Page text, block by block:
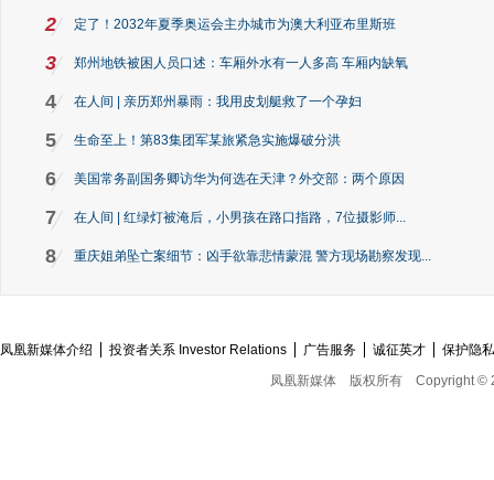
2 定了！2032年夏季奥运会主办城市为澳大利亚布里斯班
3 郑州地铁被困人员口述：车厢外水有一人多高 车厢内缺氧
4 在人间 | 亲历郑州暴雨：我用皮划艇救了一个孕妇
5 生命至上！第83集团军某旅紧急实施爆破分洪
6 美国常务副国务卿访华为何选在天津？外交部：两个原因
7 在人间 | 红绿灯被淹后，小男孩在路口指路，7位摄影师...
8 重庆姐弟坠亡案细节：凶手欲靠悲情蒙混 警方现场勘察发现...
凤凰新媒体介绍 投资者关系 Investor Relations 广告服务 诚征英才
保护隐
凤凰新媒体
版权所有 Copyright ©